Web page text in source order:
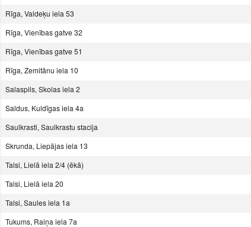
Rīga, Valdeķu iela 53
Rīga, Vienības gatve 32
Rīga, Vienības gatve 51
Rīga, Zemitānu iela 10
Salaspils, Skolas iela 2
Saldus, Kuldīgas iela 4a
Saulkrasti, Saulkrastu stacija
Skrunda, Liepājas iela 13
Talsi, Lielā iela 2/4 (ēkā)
Talsi, Lielā iela 20
Talsi, Saules iela 1a
Tukums, Raiņa iela 7a